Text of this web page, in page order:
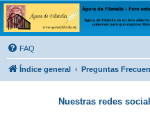
Ágora de Filatelia
Foro sobre filatelia o sobre lo que se
ofrece a la comunidad filatélica universal
conocimientos
FAQ
Índice general Preguntas
Nuestras redes